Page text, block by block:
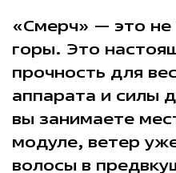
«Смерч» — это не
горы. Это
прочность для
аппарата и силы
вы занимаете
модуле, ветер
волосы в